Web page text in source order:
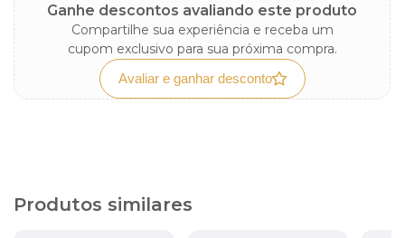
Ganhe descontos avaliando este produto
Compartilhe sua experiência e receba um
cupom exclusivo para sua próxima compra.
Avaliar e ganhar desconto
Produtos similares